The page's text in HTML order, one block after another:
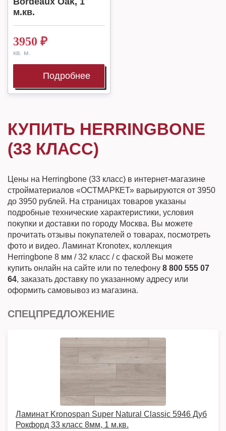
м.кв.
3950 ₽
кв. м.
Подробнее
КУПИТЬ HERRINGBONE
(33 КЛАСС)
Цены на Herringbone (33 класс) в интернет-магазине
стройматериалов «ОСТМАРКЕТ» варьируются от 3950
до 3950 рублей. На страницах товаров указаны
подробные технические характеристики, условия
покупки и доставки по городу Москва. Вы можете
прочитать отзывы покупателей о товарах, посмотреть
фото и видео. Ламинат Kronotex, коллекция
Herringbone 8 мм / 32 класс / с фаской Вы можете
купить онлайн на сайте или по телефону 8 800 555 07
64, заказать доставку по указанному адресу или
оформить самовывоз из магазина.
СПЕЦПРЕДЛОЖЕНИЕ
Ламинат Kronospan Super Natural Classic 5946 Дуб
Рокфорд 33 класс 8мм, 1 м.кв.